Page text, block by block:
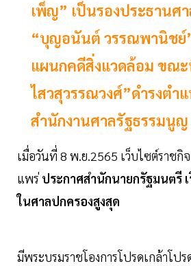
เพ็ญ” เป็นรองประธานศ
“บุญอนันต์ วรรณพานิชย์
แผนกคดีสิ่งแวดล้อม ขณ
ไสวสุวรรณวงศ์”ดํารงตํา
สํานักงานศาลรัฐธรรมนูญ
เมื่อวันที่ 8 พ.ย.2565 เว็บไซต์ราชกิ
แพร่ ประกาศสํานักนายกรัฐมนตรี
ในศาลปกครองสูงสุด
มีพระบรมราชโองการโปรดเกล้าโป